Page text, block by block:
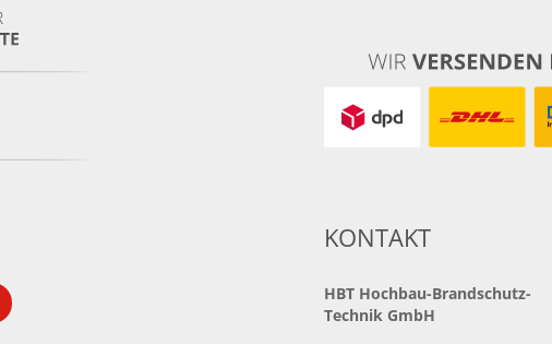
KONTAKT
HBT Hochbau-Brandschutz-
Technik GmbH